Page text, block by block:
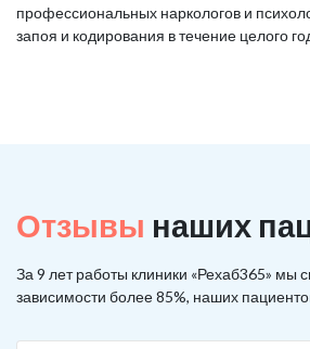
профессиональных наркологов и
запоя и кодирования в течение целого
Отзывы наших
За 9 лет работы клиники «Рехаб365» мы
зависимости более 85%, наших